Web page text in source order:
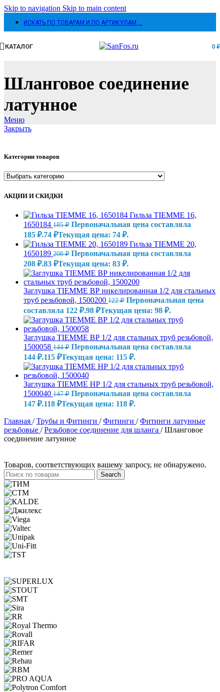
Skip to navigation Skip to main content
ИСКАТЬ ПО ТОВАРАМ И ПО АРТИКУЛАМ …
КАТАЛОГ 0
Шланговое соединение
латунное
Меню
Закрыть
Категории товаров
АКЦИИ И СКИДКИ
Гильза TIEMME 16,
1650184 185₽ Первоначальная цена составляла
185 ₽.74 ₽Текущая цена: 74 ₽.
Гильза TIEMME 20,
1650189 208₽ Первоначальная цена составляла
208 ₽.83 ₽Текущая цена: 83 ₽.
Заглушка TIEMME ВР никелированная 1/2 для стальных
труб резьбовой, 1500200 122₽ Первоначальная цена
составляла 122 ₽.98 ₽Текущая цена: 98 ₽.
Заглушка TIEMME ВР 1/2 для стальных труб резьбовой,
1500058 144₽ Первоначальная цена составляла
144 ₽.115 ₽Текущая цена: 115 ₽.
Заглушка TIEMME НР 1/2 для стальных труб резьбовой,
1500040 147₽ Первоначальная цена составляла
147 ₽.118 ₽Текущая цена: 118 ₽.
Главная / Трубы и Фитинги / Фитинги / Фитинги латунные
резьбовые / Резьбовое соединение для шланга / Шланговое
соединение латунное
Товаров, соответствующих вашему запросу, не обнаружено.
Search